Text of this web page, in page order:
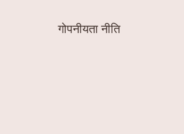
गोपनीयता नीति